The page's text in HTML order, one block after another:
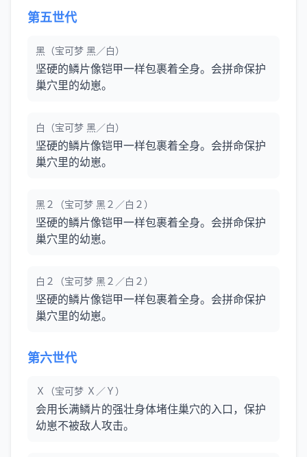
第五世代
黑（宝可梦 黑／白）
坚硬的鳞片像铠甲一样包裹着全身。会拼命保护
巢穴里的幼崽。
白（宝可梦 黑／白）
坚硬的鳞片像铠甲一样包裹着全身。会拼命保护
巢穴里的幼崽。
黑２（宝可梦 黑２／白２）
坚硬的鳞片像铠甲一样包裹着全身。会拼命保护
巢穴里的幼崽。
白２（宝可梦 黑２／白２）
坚硬的鳞片像铠甲一样包裹着全身。会拼命保护
巢穴里的幼崽。
第六世代
Ｘ（宝可梦 Ｘ／Ｙ）
会用长满鳞片的强壮身体堵住巢穴的入口，保护
幼崽不被敌人攻击。